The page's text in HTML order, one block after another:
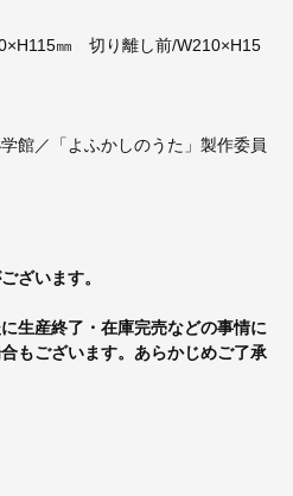
㎜ 切り離し前/W210×H15
館／「よふかしのうた」製作委員
ざいます。
生産終了・在庫完売などの事情に
もございます。あらかじめご了承